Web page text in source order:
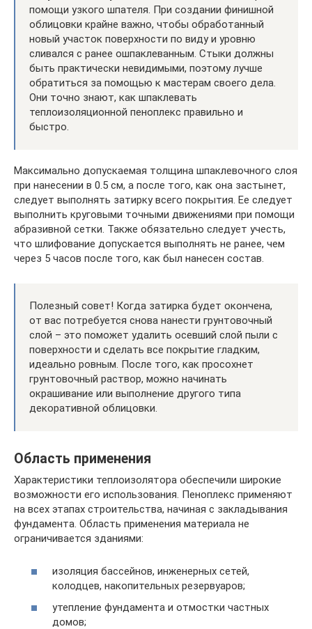
помощи узкого шпателя. При создании финишной
облицовки крайне важно, чтобы обработанный
новый участок поверхности по виду и уровню
сливался с ранее ошпаклеванным. Стыки должны
быть практически невидимыми, поэтому лучше
обратиться за помощью к мастерам своего дела.
Они точно знают, как шпаклевать
теплоизоляционной пеноплекс правильно и
быстро.
Максимально допускаемая толщина шпаклевочного слоя
при нанесении в 0.5 см, а после того, как она застынет,
следует выполнять затирку всего покрытия. Ее следует
выполнить круговыми точными движениями при помощи
абразивной сетки. Также обязательно следует учесть,
что шлифование допускается выполнять не ранее, чем
через 5 часов после того, как был нанесен состав.
Полезный совет! Когда затирка будет окончена,
от вас потребуется снова нанести грунтовочный
слой – это поможет удалить осевший слой пыли с
поверхности и сделать все покрытие гладким,
идеально ровным. После того, как просохнет
грунтовочный раствор, можно начинать
окрашивание или выполнение другого типа
декоративной облицовки.
Область применения
Характеристики теплоизолятора обеспечили широкие
возможности его использования. Пеноплекс применяют
на всех этапах строительства, начиная с закладывания
фундамента. Область применения материала не
ограничивается зданиями:
изоляция бассейнов, инженерных сетей,
колодцев, накопительных резервуаров;
утепление фундамента и отмостки частных
домов;